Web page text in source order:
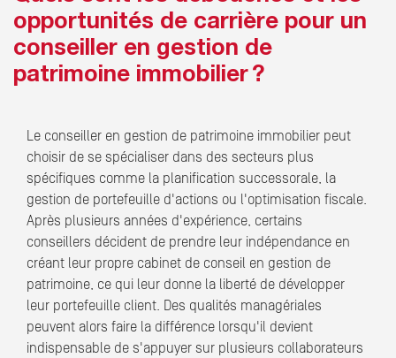
opportunités de carrière pour un
conseiller en gestion de
patrimoine immobilier ?
Le conseiller en gestion de patrimoine immobilier peut
choisir de se spécialiser dans des secteurs plus
spécifiques comme la planification successorale, la
gestion de portefeuille d'actions ou l'optimisation fiscale.
Après plusieurs années d'expérience, certains
conseillers décident de prendre leur indépendance en
créant leur propre cabinet de conseil en gestion de
patrimoine, ce qui leur donne la liberté de développer
leur portefeuille client. Des qualités managériales
peuvent alors faire la différence lorsqu'il devient
indispensable de s'appuyer sur plusieurs collaborateurs